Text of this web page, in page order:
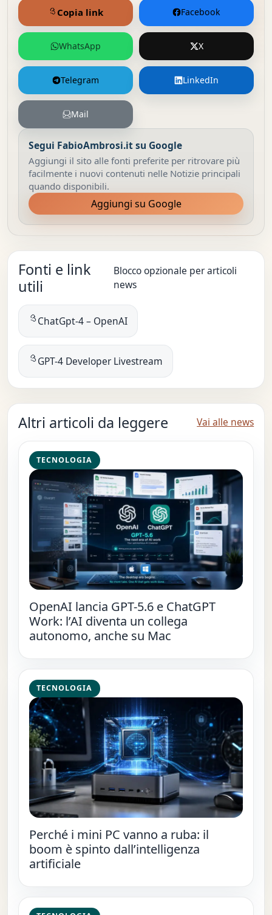
Facebook
WhatsApp X
Telegram LinkedIn
Mail
Copia link
Segui FabioAmbrosi.it su Google
Aggiungi il sito alle fonti preferite per ritrovare più
facilmente i nuovi contenuti nelle Notizie principali
quando disponibili.
Aggiungi su Google
Fonti e link
utili
Blocco opzionale per articoli
news
ChatGpt-4 – OpenAI
GPT-4 Developer Livestream
Altri articoli da leggere Vai alle news
TECNOLOGIA
OpenAI lancia GPT-5.6 e ChatGPT
Work: l’AI diventa un collega
autonomo, anche su Mac
TECNOLOGIA
Perché i mini PC vanno a ruba: il
boom è spinto dall’intelligenza
artificiale